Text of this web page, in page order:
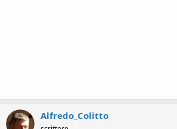
Alfredo_Colitto